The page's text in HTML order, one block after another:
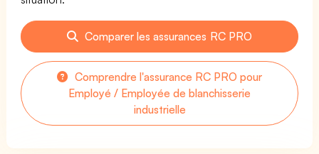
Comparer les assurances RC PRO
Comprendre l'assurance RC PRO pour
Employé / Employée de blanchisserie
industrielle